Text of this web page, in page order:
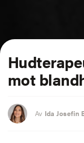
mot
Av Ida Josefin